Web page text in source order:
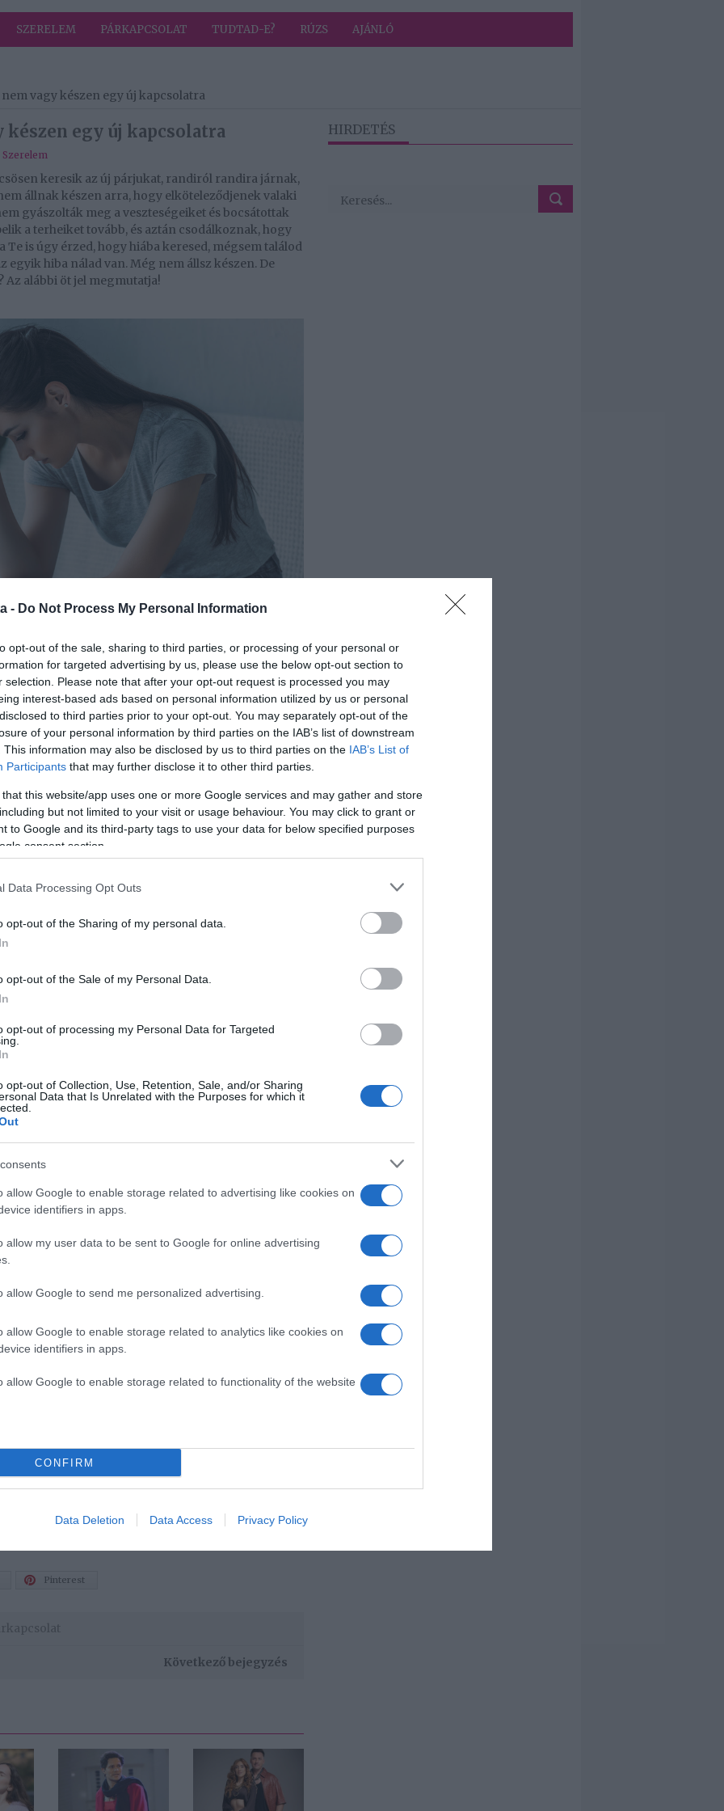
- Do Not Process My Personal Information
opt-out of the sale, sharing to third parties, or processing of your personal or
for targeted advertising by us, please use the below opt-out section to
selection. Please note that after your opt-out request is processed you may
interest-based ads based on personal information utilized by us or personal
to third parties prior to your opt-out. You may separately opt-out of the
of your personal information by third parties on the IAB’s list of downstream
This information may also be disclosed by us to third parties on the IAB’s List of
Participants that may further disclose it to other third parties.
that this website/app uses one or more Google services and may gather and store
but not limited to your visit or usage behaviour. You may click to grant or
to Google and its third-party tags to use your data for below specified purposes
consent section.
Data Processing Opt Outs
opt-out of the Sharing of my personal data.
opt-out of the Sale of my Personal Data.
opt-out of processing my Personal Data for Targeted
opt-out of Collection, Use, Retention, Sale, and/or Sharing
Data that Is Unrelated with the Purposes for which it
allow Google to enable storage related to advertising like cookies on
identifiers in apps.
allow my user data to be sent to Google for online advertising
allow Google to send me personalized advertising.
allow Google to enable storage related to analytics like cookies on
identifiers in apps.
allow Google to enable storage related to functionality of the website
CONFIRM
Data Deletion Data Access Privacy Policy
SZERELEM PÁRKAPCSOLAT TUDTAD-E? RÚZS AJÁNLÓ
nem vagy készen egy új kapcsolatra
készen egy új kapcsolatra
Szerelem
keresik az új párjukat, randiról randira járnak,
állnak készen arra, hogy elköteleződjenek valaki
gyászolták meg a veszteségeiket és bocsátottak
a terheiket tovább, és aztán csodálkoznak, hogy
is úgy érzed, hogy hiába keresed, mégsem találod
egyik hiba nálad van. Még nem állsz készen. De
Az alábbi öt jel megmutatja!
Természetes, hogy ha sok sérelmet
még nem sikerült teljes egészében
több fájdalom nyomja a szívedet, annál kevésbé
és bizalmat szavaznod számára. Enélkül
aki Téged meg akar menteni
Nincs szükség hősre fehér lovon, aki megment a
saját magadra kell építened, a párodra pedig
alárendeled magad egy partnernek, vagy épp
kapcsolatban, akkor az egyensúly felborul, és a
vágyott boldogságot.
az ember társas lény, nem érzi jól magát
mindenkinek kell egy pár. Ezt éreztetheti veled a
akik között már „csak” Te vagy szingli. De ez
a párkapcsolat lehetőségét, miközben jól
is alkalmazkodni szeretnél
kapcsolat érdekében? Vagy éppen semmi
Ez azt jelenti, hogy nem állsz még rá készen. A
alkalmazkodást igényelnek, de nem kell teljesen
felvenned. Itt nem kell nagy dolgokra
az is, hogy a másik kedvéért elhagyod a családod,
egy távoli kontinensre költözöl, miközben legbelül
Vagy leépíted a baráti körödet, mert a párod nem
kapcsolat nem lesz kiegyensúlyozott vagy boldog.
nem tudod túl tenni magad a múlton, és a jövőt is
képes változtatni. Egyedül Te magad. Egy
nem veszi le válladról a terheket. Sőt,
minden új szerelmet is. Amíg ilyen
melletted senki sem. Először is Neked kell
és nem mások szeretetétől várni a megoldást.
egy új kapcsolatra, akkor még csak félúton
tényező befolyásol még. Ezért is kell, hogy
és nyitottá válj valami újra.
Pinterest
Következő bejegyzés
HIRDETÉS